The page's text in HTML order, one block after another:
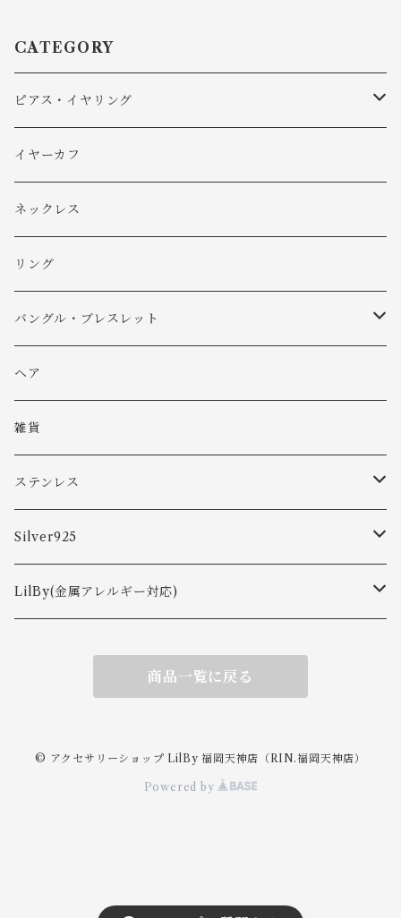
CATEGORY
ピアス・イヤリング
ピアス
イヤリング
イヤーカフ
ネックレス
リング
バングル・ブレスレット
バングル
ブレスレット
ヘア
雑貨
ステンレス
ピアス
ネックレス
バングル・ブレスレット
Silver925
ピアス
リング
LilBy(金属アレルギー対応)
ネックレス
商品一覧に戻る
© アクセサリーショップ LilBy 福岡天神店（RIN.福岡天神店）
Powered by